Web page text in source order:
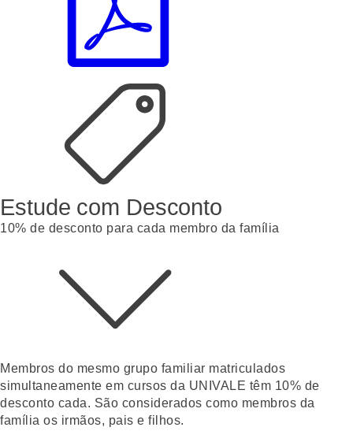
Estude com Desconto
10% de desconto para cada membro da família
Membros do mesmo grupo familiar matriculados
simultaneamente em cursos da UNIVALE têm 10% de
desconto cada. São considerados como membros da
família os irmãos, pais e filhos.